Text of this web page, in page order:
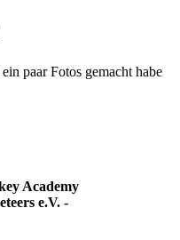
paar Fotos gemacht habe
Academy
e.V. -